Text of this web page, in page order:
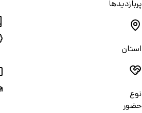
پربازدیدها
استان
نوع
حضور